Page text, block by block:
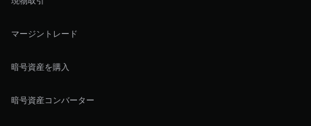
マージントレード
暗号資産を購入
暗号資産コンバーター